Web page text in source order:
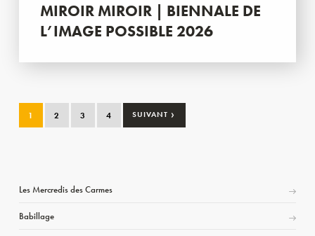
MIROIR MIROIR | BIENNALE DE
L’IMAGE POSSIBLE 2026
1 2 3 4 SUIVANT ›
Les Mercredis des Carmes
Babillage